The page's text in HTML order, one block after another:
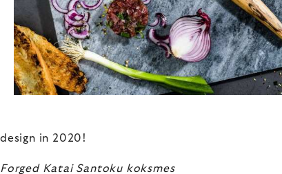
design in 2020!
Forged Katai Santoku koksmes